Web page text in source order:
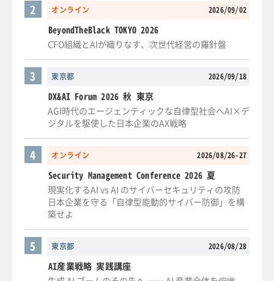
オンライン 2026/09/02
2
BeyondTheBlack TOKYO 2026
CFO組織とAIが織りなす、次世代経営の羅針盤
東京都 2026/09/18
3
DX&AI Forum 2026 秋 東京
AGI時代のエージェンティックな自律型社会へAI×デ
ジタルを駆使した日本企業のAX戦略
オンライン 2026/08/26-27
4
Security Management Conference 2026 夏
現実化するAI vs AI のサイバーセキュリティの攻防
日本企業を守る「自律型能動的サイバー防御」を構
築せよ
東京都 2026/08/28
5
AI産業戦略 実践講座